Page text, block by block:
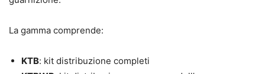
La gamma comprende:
KTB: kit distribuzione completi